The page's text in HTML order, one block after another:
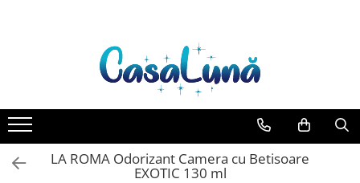
Toate Produsele
Gamma D'ORO Odorizant Cu
Betisoare 120 ml
EYFEL
EYFEL Odorizant Auto 10 ml
LA ROMA Odorizant Camera cu Betisoare
EXOTIC 130 ml